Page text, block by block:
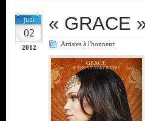
juin
02
2012
« GRACE
Artistes à l'honneur